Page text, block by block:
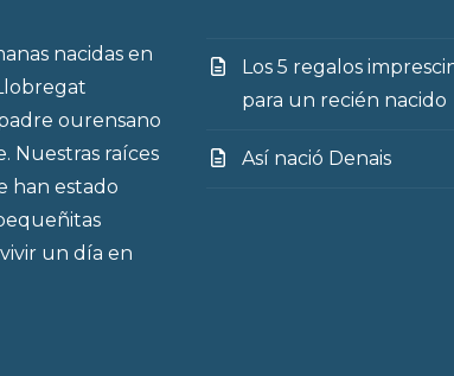
nacidas en
ourensano
Nuestras raíces
han estado
un día en
Los 5 regalos
para un recién nacido
Así nació Denais